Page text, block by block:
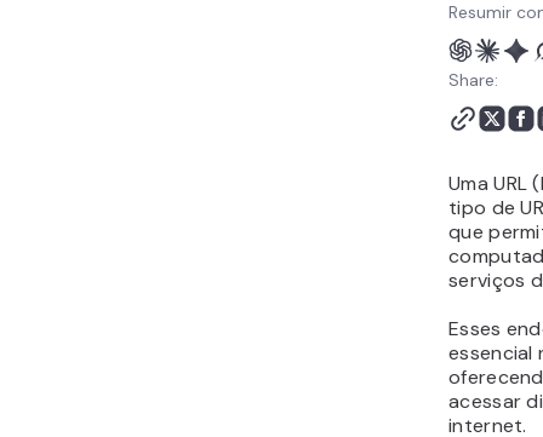
Resumir
Share:
Uma URL
tipo de
que
serviços
Esses
essencial
acessar
internet.